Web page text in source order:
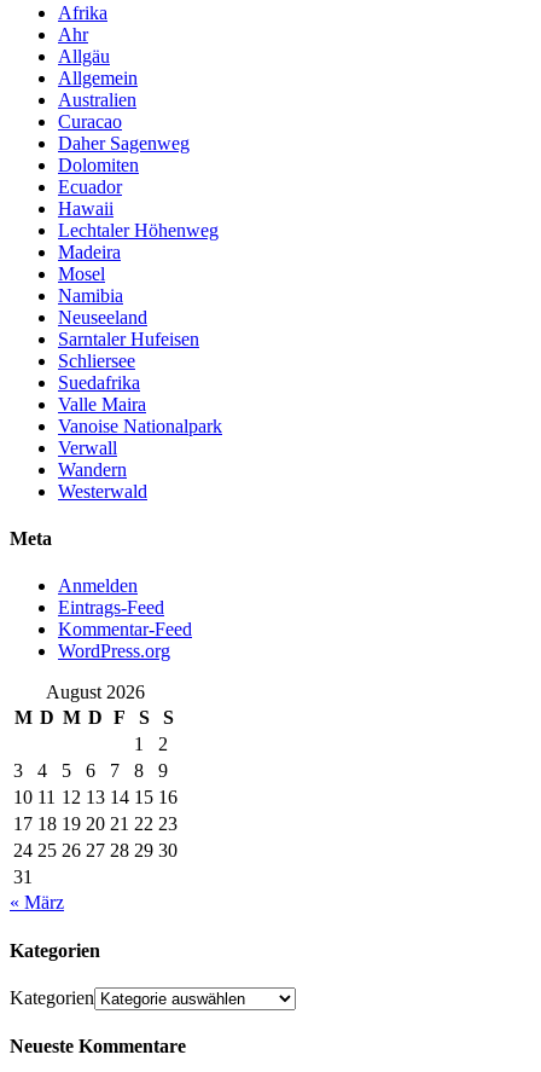
Afrika
Ahr
Allgäu
Allgemein
Australien
Curacao
Daher Sagenweg
Dolomiten
Ecuador
Hawaii
Lechtaler Höhenweg
Madeira
Mosel
Namibia
Neuseeland
Sarntaler Hufeisen
Schliersee
Suedafrika
Valle Maira
Vanoise Nationalpark
Verwall
Wandern
Westerwald
Meta
Anmelden
Eintrags-Feed
Kommentar-Feed
WordPress.org
August 2026
M D M D F S
S
1
2
3
4 5 6 7 8
9
10 11 12 13 14 15 16
17 18 19 20 21 22 23
24 25 26 27 28 29 30
31
« März
Kategorien
Kategorien
Neueste Kommentare